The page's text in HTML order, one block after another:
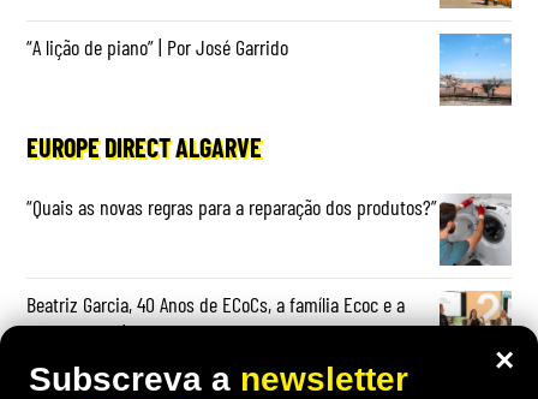
“A lição de piano” | Por José Garrido
EUROPE DIRECT ALGARVE
“Quais as novas regras para a reparação dos produtos?”
Beatriz Garcia, 40 Anos de ECoCs, a família Ecoc e a
Next Culture | Por João Palmeiro
×
Subscreva a newsletter